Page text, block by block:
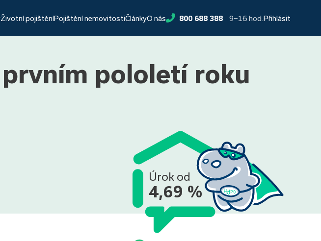
Životní pojištěníPojištění nemovitostiČlánkyO nás 800 688 388 9−16 hod. Přihlásit
pololetí roku
Úrok od
4,69 %